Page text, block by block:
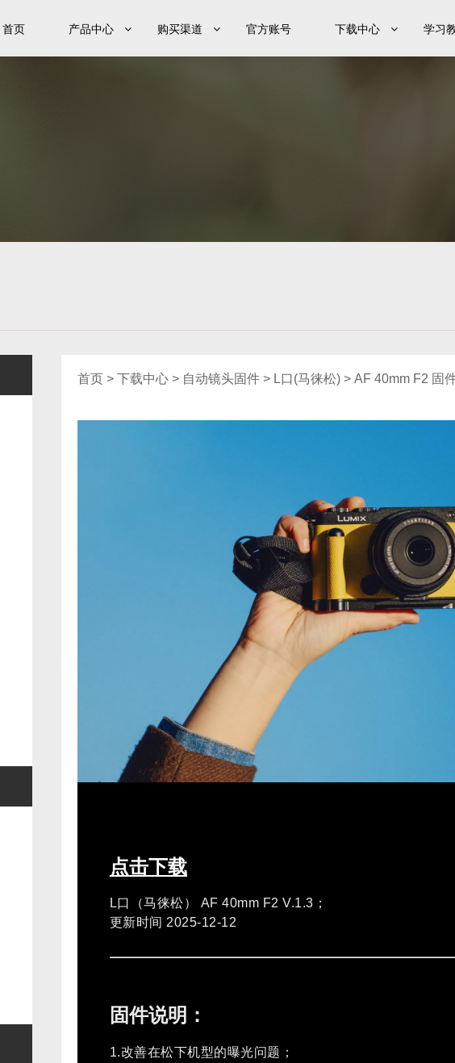
首页 产品中心 购买渠道 官方账号 下载中心 学习
首页 > 下载中心 > 自动镜头固件 > L口(马徕松) > AF 40mm F2 固
点击下载
L口（马徕松） AF 40mm F2 V.1.3；
更新时间 2025-12-12
固件说明：
1.改善在松下机型的曝光问题；